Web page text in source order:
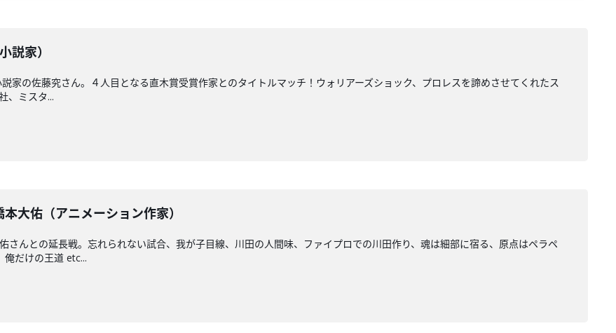
説家）
家の佐藤究さん。４人目となる直木賞受賞作家とのタイトルマッチ！ウォリアーズショック、プロレスを諦めさせてくれたス
、ミスタ...
大佑（アニメーション作家）
さんとの延長戦。忘れられない試合、我が子目線、川田の人間味、ファイプロでの川田作り、魂は細部に宿る、原点はペラペ
俺だけの王道 etc...